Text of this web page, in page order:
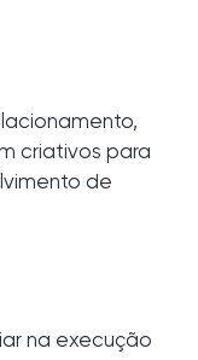
criativos para
de
na execução